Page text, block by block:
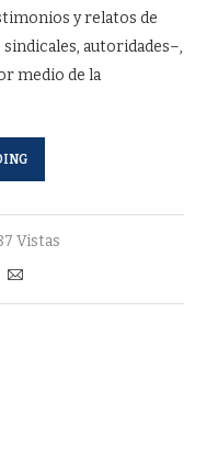
y relatos de
autoridades–,
medio de la
Vistas